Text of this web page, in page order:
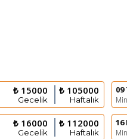
₺ 15000
Gecelik
₺ 105000
Haftalık
₺ 16000
Gecelik
₺ 112000
Haftalık
16